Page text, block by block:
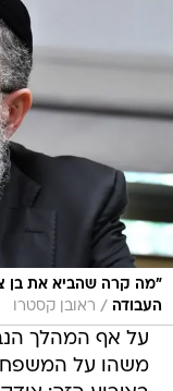
"מה קרה שהביא את בן
העבודה / ראובן קסטרו
על אף המהלך
משהו על